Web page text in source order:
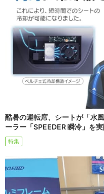
酷暑の運転席、シートが「水
ーラー「SPEEDER 瞬冷」を
特集